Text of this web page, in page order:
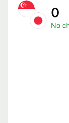
No